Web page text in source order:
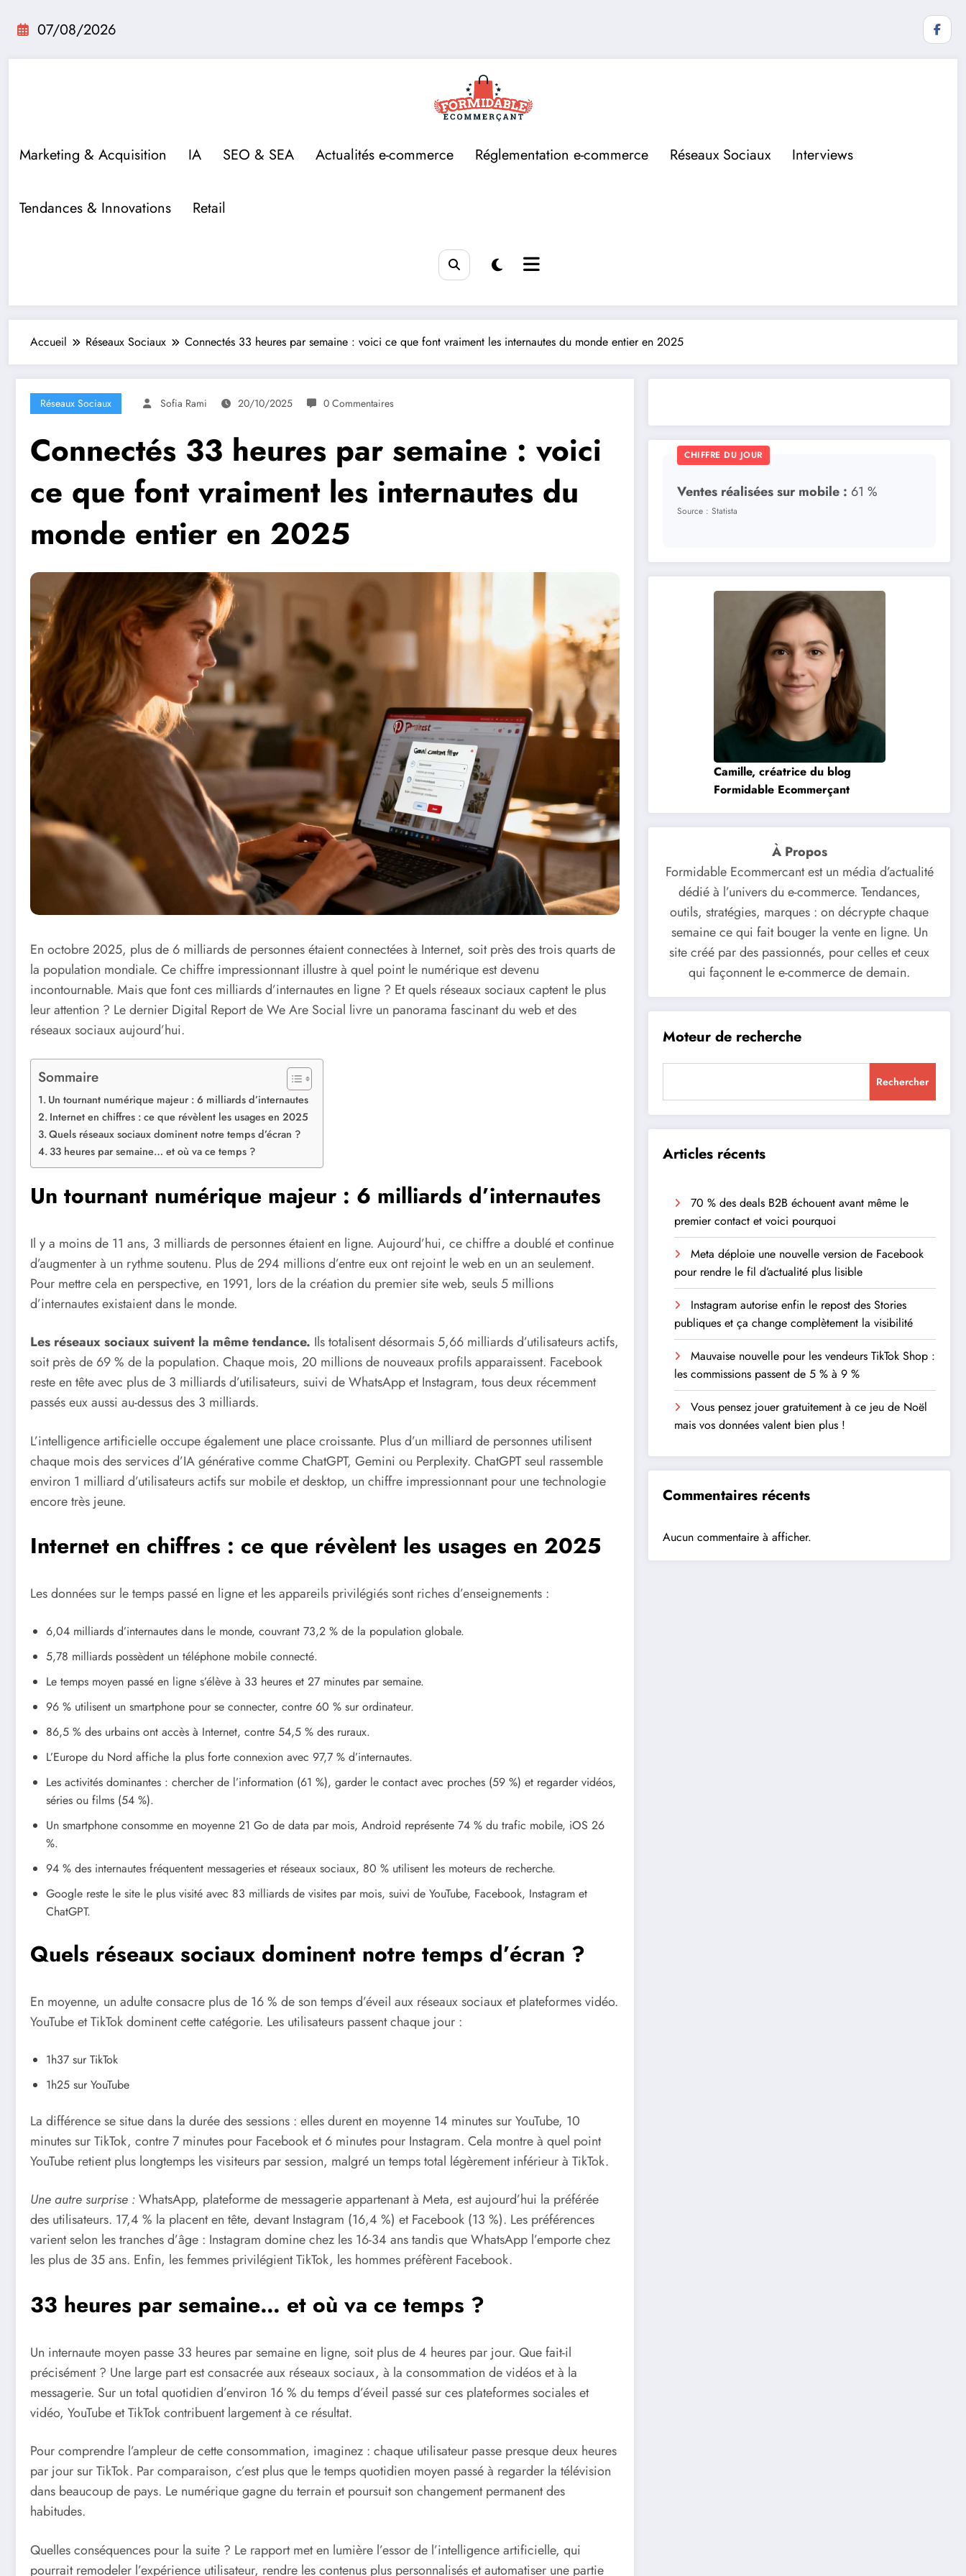
07/08/2026
Marketing & Acquisition IA SEO & SEA Actualités e-commerce Réglementation e-commerce Réseaux Sociaux Interviews
Tendances & Innovations Retail
Accueil Réseaux Sociaux Connectés 33 heures par semaine : voici ce que font vraiment les internautes du monde entier en 2025
Réseaux Sociaux Sofia Rami 20/10/2025 0 Commentaires
Connectés 33 heures par semaine : voici
ce que font vraiment les internautes du
monde entier en 2025
En octobre 2025, plus de 6 milliards de personnes étaient connectées à Internet, soit près des trois quarts de
la population mondiale. Ce chiffre impressionnant illustre à quel point le numérique est devenu
incontournable. Mais que font ces milliards d’internautes en ligne ? Et quels réseaux sociaux captent le plus
leur attention ? Le dernier Digital Report de We Are Social livre un panorama fascinant du web et des
réseaux sociaux aujourd’hui.
Sommaire
Un tournant numérique majeur : 6 milliards d’internautes
Internet en chiffres : ce que révèlent les usages en 2025
Quels réseaux sociaux dominent notre temps d’écran ?
33 heures par semaine… et où va ce temps ?
Un tournant numérique majeur : 6 milliards d’internautes
Il y a moins de 11 ans, 3 milliards de personnes étaient en ligne. Aujourd’hui, ce chiffre a doublé et continue
d’augmenter à un rythme soutenu. Plus de 294 millions d’entre eux ont rejoint le web en un an seulement.
Pour mettre cela en perspective, en 1991, lors de la création du premier site web, seuls 5 millions
d’internautes existaient dans le monde.
Les réseaux sociaux suivent la même tendance. Ils totalisent désormais 5,66 milliards d’utilisateurs actifs,
soit près de 69 % de la population. Chaque mois, 20 millions de nouveaux profils apparaissent. Facebook
reste en tête avec plus de 3 milliards d’utilisateurs, suivi de WhatsApp et Instagram, tous deux récemment
passés eux aussi au-dessus des 3 milliards.
L’intelligence artificielle occupe également une place croissante. Plus d’un milliard de personnes utilisent
chaque mois des services d’IA générative comme ChatGPT, Gemini ou Perplexity. ChatGPT seul rassemble
environ 1 milliard d’utilisateurs actifs sur mobile et desktop, un chiffre impressionnant pour une technologie
encore très jeune.
Internet en chiffres : ce que révèlent les usages en 2025
Les données sur le temps passé en ligne et les appareils privilégiés sont riches d’enseignements :
6,04 milliards d’internautes dans le monde, couvrant 73,2 % de la population globale.
5,78 milliards possèdent un téléphone mobile connecté.
Le temps moyen passé en ligne s’élève à 33 heures et 27 minutes par semaine.
96 % utilisent un smartphone pour se connecter, contre 60 % sur ordinateur.
86,5 % des urbains ont accès à Internet, contre 54,5 % des ruraux.
L’Europe du Nord affiche la plus forte connexion avec 97,7 % d’internautes.
Les activités dominantes : chercher de l’information (61 %), garder le contact avec proches (59 %) et regarder vidéos,
séries ou films (54 %).
Un smartphone consomme en moyenne 21 Go de data par mois, Android représente 74 % du trafic mobile, iOS 26
%.
94 % des internautes fréquentent messageries et réseaux sociaux, 80 % utilisent les moteurs de recherche.
Google reste le site le plus visité avec 83 milliards de visites par mois, suivi de YouTube, Facebook, Instagram et
ChatGPT.
Quels réseaux sociaux dominent notre temps d’écran ?
En moyenne, un adulte consacre plus de 16 % de son temps d’éveil aux réseaux sociaux et plateformes vidéo.
YouTube et TikTok dominent cette catégorie. Les utilisateurs passent chaque jour :
1h37 sur TikTok
1h25 sur YouTube
La différence se situe dans la durée des sessions : elles durent en moyenne 14 minutes sur YouTube, 10
minutes sur TikTok, contre 7 minutes pour Facebook et 6 minutes pour Instagram. Cela montre à quel point
YouTube retient plus longtemps les visiteurs par session, malgré un temps total légèrement inférieur à TikTok.
Une autre surprise :WhatsApp, plateforme de messagerie appartenant à Meta, est aujourd’hui la préférée
des utilisateurs. 17,4 % la placent en tête, devant Instagram (16,4 %) et Facebook (13 %). Les préférences
varient selon les tranches d’âge : Instagram domine chez les 16-34 ans tandis que WhatsApp l’emporte chez
les plus de 35 ans. Enfin, les femmes privilégient TikTok, les hommes préfèrent Facebook.
33 heures par semaine… et où va ce temps ?
Un internaute moyen passe 33 heures par semaine en ligne, soit plus de 4 heures par jour. Que fait-il
précisément ? Une large part est consacrée aux réseaux sociaux, à la consommation de vidéos et à la
messagerie. Sur un total quotidien d’environ 16 % du temps d’éveil passé sur ces plateformes sociales et
vidéo, YouTube et TikTok contribuent largement à ce résultat.
Pour comprendre l’ampleur de cette consommation, imaginez : chaque utilisateur passe presque deux heures
par jour sur TikTok. Par comparaison, c’est plus que le temps quotidien moyen passé à regarder la télévision
dans beaucoup de pays. Le numérique gagne du terrain et poursuit son changement permanent des
habitudes.
Quelles conséquences pour la suite ? Le rapport met en lumière l’essor de l’intelligence artificielle, qui
pourrait remodeler l’expérience utilisateur, rendre les contenus plus personnalisés et automatiser une partie
CHIFFRE DU JOUR
Ventes réalisées sur mobile : 61 %
Source : Statista
Camille, créatrice du blog
Formidable Ecommerçant
À Propos
Formidable Ecommercant est un média d’actualité
dédié à l’univers du e-commerce. Tendances,
outils, stratégies, marques : on décrypte chaque
semaine ce qui fait bouger la vente en ligne. Un
site créé par des passionnés, pour celles et ceux
qui façonnent le e-commerce de demain.
Moteur de recherche
Rechercher
Articles récents
70 % des deals B2B échouent avant même le
premier contact et voici pourquoi
Meta déploie une nouvelle version de Facebook
pour rendre le fil d’actualité plus lisible
Instagram autorise enfin le repost des Stories
publiques et ça change complètement la visibilité
Mauvaise nouvelle pour les vendeurs TikTok Shop :
les commissions passent de 5 % à 9 %
Vous pensez jouer gratuitement à ce jeu de Noël
mais vos données valent bien plus !
Commentaires récents
Aucun commentaire à afficher.